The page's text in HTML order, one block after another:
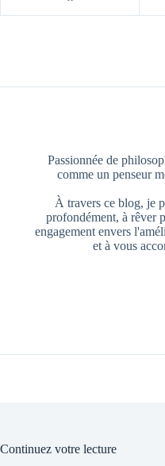
Passionnée de
comme un penseur
À travers ce blog, je
profondément, à rêver
engagement envers
et à vous
Continuez votre lecture